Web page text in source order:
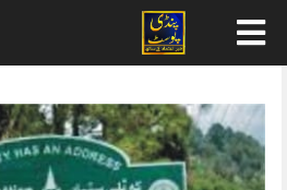
content